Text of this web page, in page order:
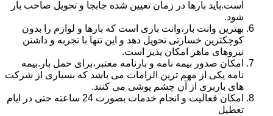
است.باید بارها در زمان تعیین شده جابجا و تحویل صاحب بار
شود.
بهترین وانت بار،وانت باری است که بارها و لوازم را بدون
کوچکترین خسارتی تحویل دهد و این تنها با تجربه و داشتن
نیروهای ماهر امکان پذیر است.
امکان صدور بیمه نامه و بارنامه معتبر،برای حمل بار.بیمه
نامه یکی از مهم ترین الزامات می باشد که بسیاری از شرکت
های باربری از آن چشم پوشی می کنند.
امکان فعالیت و انجام خدمات بصورت 24 ساعته حتی در ایام
تعطیل